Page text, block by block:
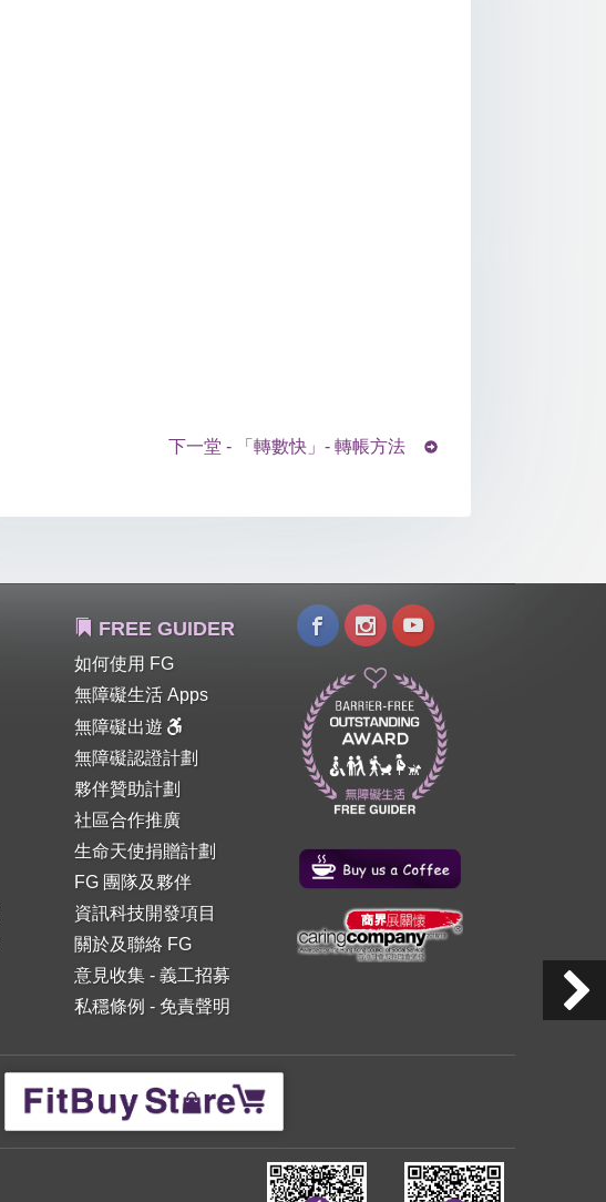
下一堂 - 「轉數快」- 轉帳方法
FREE GUIDER
如何使用 FG
無障礙生活 Apps
無障礙出遊
無障礙認證計劃
夥伴贊助計劃
社區合作推廣
生命天使捐贈計劃
FG 團隊及夥伴
資訊科技開發項目
關於及聯絡 FG
意見收集- 義工招募
私穩條例 - 免責聲明